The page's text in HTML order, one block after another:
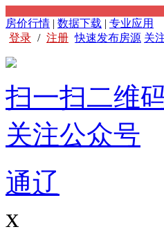
房价行情 | 数据下载 | 专业应用
登录 / 注册 快速发布房源 关
扫一扫二维
关注公众号
通辽
x